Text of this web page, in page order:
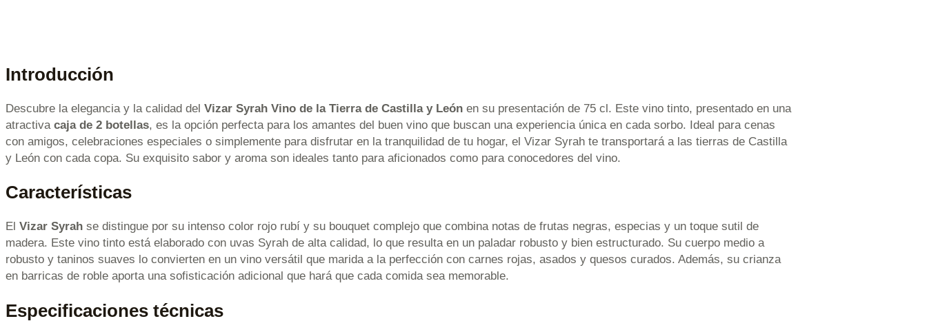
Introducción
Descubre la elegancia y la calidad del Vizar Syrah Vino de la Tierra de Castilla y León en su presentación de 75 cl. Este vino tinto, presentado en una
atractiva caja de 2 botellas, es la opción perfecta para los amantes del buen vino que buscan una experiencia única en cada sorbo. Ideal para cenas
con amigos, celebraciones especiales o simplemente para disfrutar en la tranquilidad de tu hogar, el Vizar Syrah te transportará a las tierras de Castilla
y León con cada copa. Su exquisito sabor y aroma son ideales tanto para aficionados como para conocedores del vino.
Características
El Vizar Syrah se distingue por su intenso color rojo rubí y su bouquet complejo que combina notas de frutas negras, especias y un toque sutil de
madera. Este vino tinto está elaborado con uvas Syrah de alta calidad, lo que resulta en un paladar robusto y bien estructurado. Su cuerpo medio a
robusto y taninos suaves lo convierten en un vino versátil que marida a la perfección con carnes rojas, asados y quesos curados. Además, su crianza
en barricas de roble aporta una sofisticación adicional que hará que cada comida sea memorable.
Especificaciones técnicas